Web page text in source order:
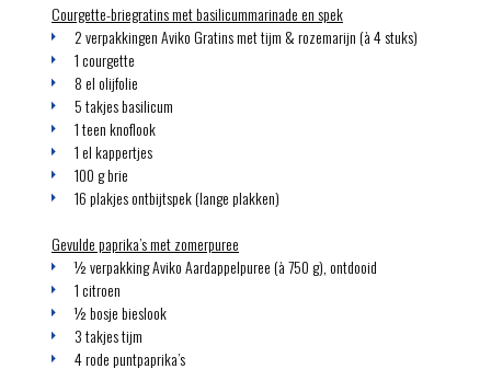
Courgette-briegratins met basilicummarinade en spek
2 verpakkingen Aviko Gratins met tijm & rozemarijn (à 4 stuks)
1 courgette
8 el olijfolie
5 takjes basilicum
1 teen knoflook
1 el kappertjes
100 g brie
16 plakjes ontbijtspek (lange plakken)
Gevulde paprika’s met zomerpuree
½ verpakking Aviko Aardappelpuree (à 750 g), ontdooid
1 citroen
½ bosje bieslook
3 takjes tijm
4 rode puntpaprika’s